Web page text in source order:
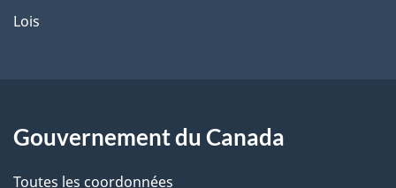
Lois
Gouvernement du Canada
Toutes les coordonnées